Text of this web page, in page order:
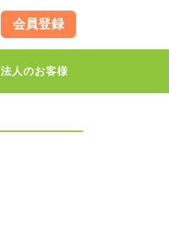
会員登録
法人のお客様